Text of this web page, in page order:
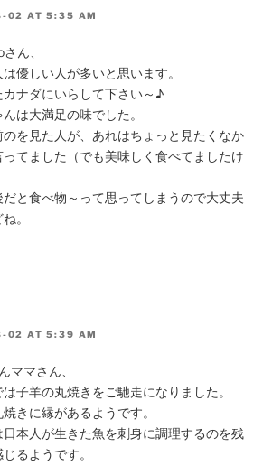
02 AT 5:35 AM
ん、
優しい人が多いと思います。
カナダにいらして下さい～♪
は大満足の味でした。
のを見た人が、あれはちょっと見たくなか
ってました（でも美味しく食べてましたけ
だと食べ物～って思ってしまうので大丈夫
。
02 AT 5:39 AM
ママさん、
子羊の丸焼きをご馳走になりました。
きに縁があるようです。
日本人が生きた魚を刺身に調理するのを残
るようです。